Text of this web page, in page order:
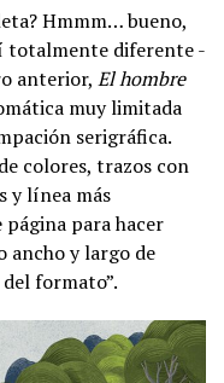
Hmmm… bueno,
totalmente diferente -
anterior, El hombre
muy limitada
serigráfica.
colores, trazos con
y línea más
página para hacer
ancho y largo de
formato”.